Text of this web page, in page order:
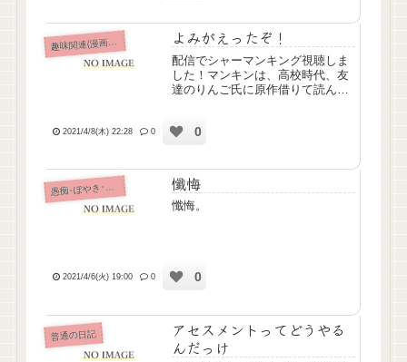
趣 よみがえったぞ！
配信でシャーマンキング視聴しま
した！マンキンは、高校時代、友
達のりんご氏に原作借りて読んで
さか令和になってマンキンとへ/
2021/4/8(木) 22:28 0 0
愚 痴･ぼやき･病み記事 懺悔
懺悔。
2021/4/6(火) 19:00 0 0
普通の日記
アセスメントってどうやる
んだっけ